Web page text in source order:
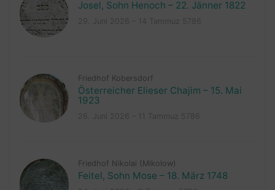
Josel, Sohn Henoch – 22. Jänner 1822
Friedhof Kobersdorf
Österreicher Elieser Chajim – 15. Mai
1923
Friedhof Nikolai (Mikolow)
Feitel, Sohn Mose – 18. März 1748